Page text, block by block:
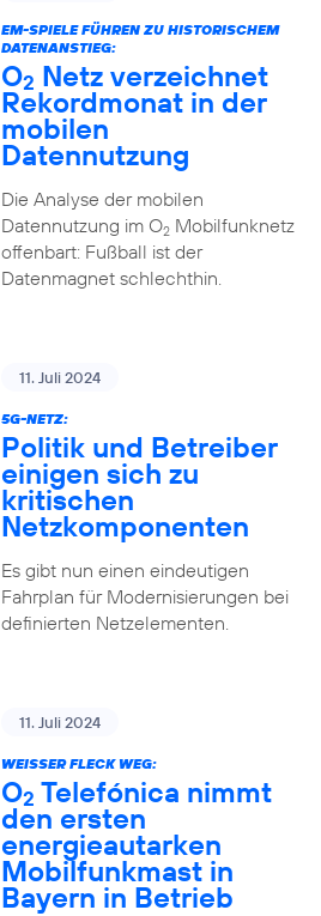
EM-SPIELE FÜHREN ZU HISTORISCHEM
DATENANSTIEG:
O2 Netz verzeichnet
Rekordmonat in der
mobilen
Datennutzung
Die Analyse der mobilen
Datennutzung im O2Mobilfunknetz
offenbart: Fußball ist der
Datenmagnet schlechthin.
11. Juli 2024
5G-NETZ:
Politik und Betreiber
einigen sich zu
kritischen
Netzkomponenten
Es gibt nun einen eindeutigen
Fahrplan für Modernisierungen bei
definierten Netzelementen.
11. Juli 2024
WEISSER FLECK WEG:
O2 Telefónica nimmt
den ersten
energieautarken
Mobilfunkmast in
Bayern in Betrieb